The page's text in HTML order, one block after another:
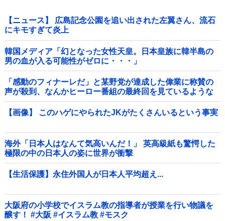
【ニュース】 広島記念公園を追い出された左翼さん、流石
にキモすぎて炎上
韓国メディア「幻となった女性天皇。日本皇族に韓半島の
男の血が入る可能性がゼロに・・・」
「感動のフィナーレだ」と某野党が達成した偉業に称賛の
声が殺到、なんかヒーロー番組の最終回を見ているような
気分に……他
【画像】 このハゲにやられたJKがたくさんいるという事実
海外「日本人はなんて気高いんだ！」 英高級紙も驚愕した
極限の中の日本人の姿に世界が衝撃
【生活保護】永住外国人が日本人平均超え...
大阪府の小学校でイスラム教の指導者が授業を行い物議を
醸す！ #大阪 #イスラム教 #モスク